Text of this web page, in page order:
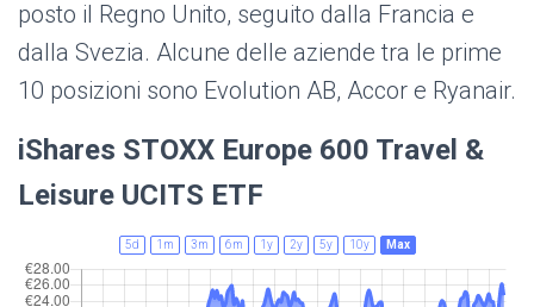
posto il Regno Unito, seguito dalla Francia e
dalla Svezia. Alcune delle aziende tra le prime
10 posizioni sono Evolution AB, Accor e Ryanair.
iShares STOXX Europe 600 Travel &
Leisure UCITS ETF
5d 1m 3m 6m 1y 2y 5y 10y Max